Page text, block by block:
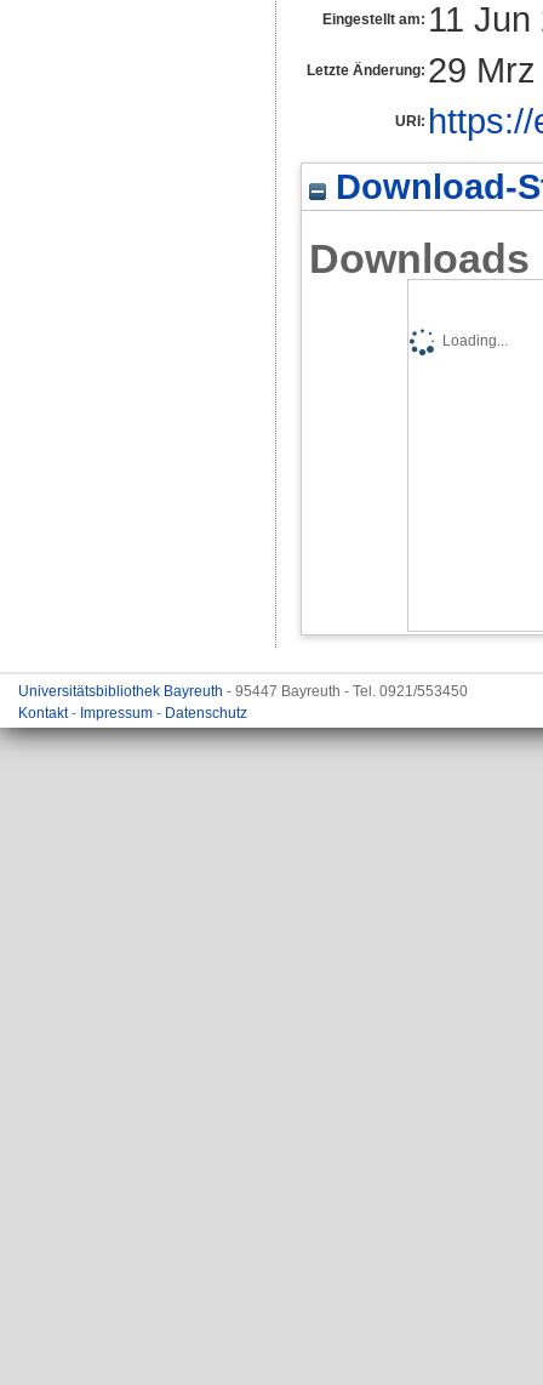
Eingestellt am: 11 Jun
Letzte Änderung: 29
URI:
Download-
Downloads
Loading...
Universitätsbibliothek Bayreuth - 95447 Bayreuth - Tel. 0921/553450
Kontakt- Impressum - Datenschutz